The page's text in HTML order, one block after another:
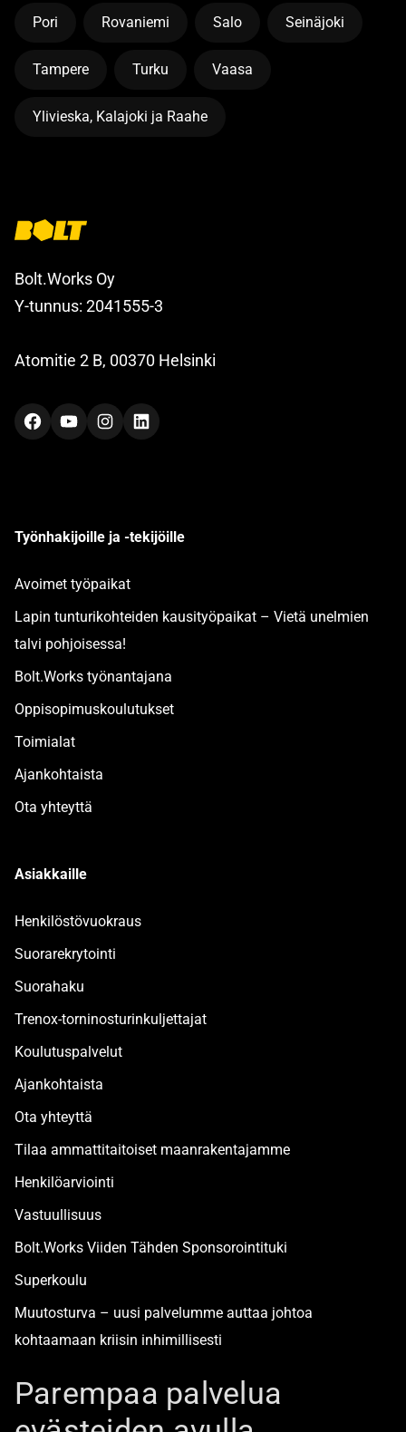
Pori Rovaniemi Salo Seinäjoki
Tampere Turku Vaasa
Ylivieska, Kalajoki ja Raahe
Bolt.Works Oy
Y-tunnus: 2041555-3
Atomitie 2 B, 00370 Helsinki
FacebookYouTubeInstagramLinkedIn
Työnhakijoille ja -tekijöille
Avoimet työpaikat
Lapin tunturikohteiden kausityöpaikat – Vietä unelmien
talvi pohjoisessa!
Bolt.Works työnantajana
Oppisopimuskoulutukset
Toimialat
Ajankohtaista
Ota yhteyttä
Asiakkaille
Henkilöstövuokraus
Suorarekrytointi
Suorahaku
Trenox-torninosturinkuljettajat
Koulutuspalvelut
Ajankohtaista
Ota yhteyttä
Tilaa ammattitaitoiset maanrakentajamme
Henkilöarviointi
Vastuullisuus
Bolt.Works Viiden Tähden Sponsorointituki
Superkoulu
Muutosturva – uusi palvelumme auttaa johtoa
kohtaamaan kriisin inhimillisesti
Parempaa palvelua